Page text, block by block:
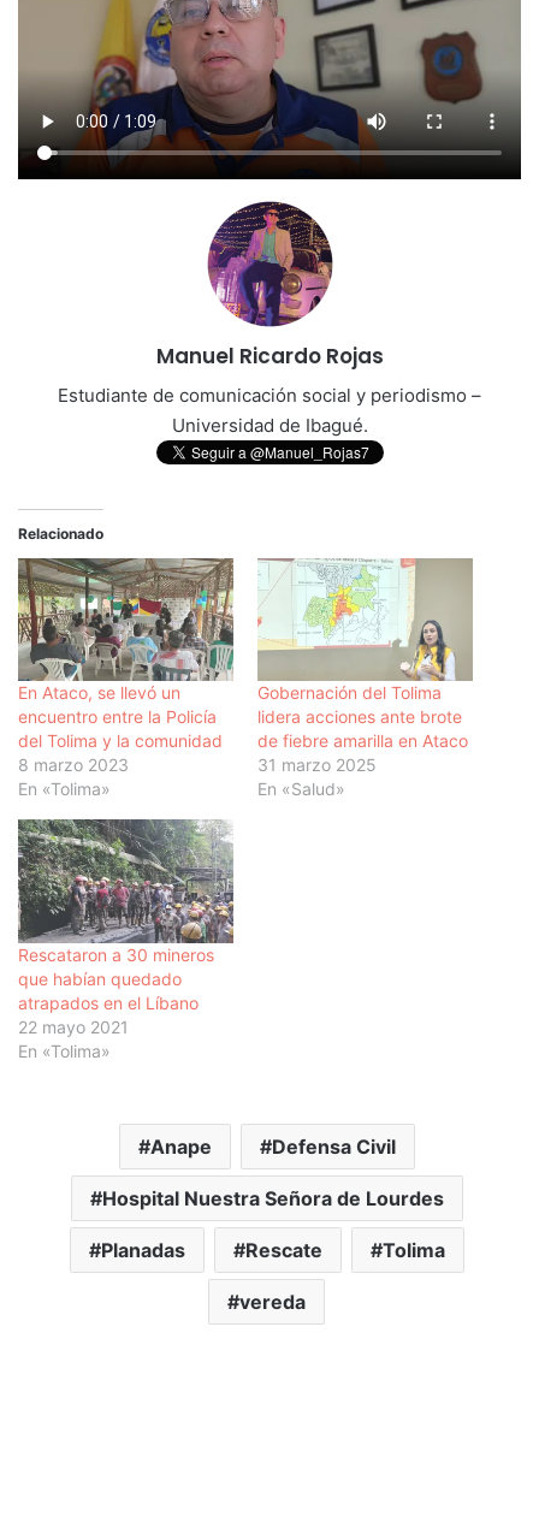
Manuel Ricardo Rojas
Estudiante de comunicación social y periodismo –
Universidad de Ibagué.
Relacionado
En Ataco, se llevó un
encuentro entre la Policía
del Tolima y la comunidad
8 marzo 2023
En «Tolima»
Gobernación del Tolima
lidera acciones ante brote
de fiebre amarilla en Ataco
31 marzo 2025
En «Salud»
Rescataron a 30 mineros
que habían quedado
atrapados en el Líbano
22 mayo 2021
En «Tolima»
Anape Defensa Civil
Hospital Nuestra Señora de Lourdes
Planadas Rescate Tolima
vereda